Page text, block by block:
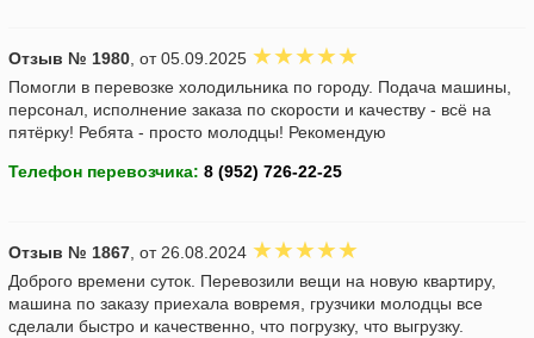
Отзыв № 1980 , от 05.09.2025
Помогли в перевозке холодильника по городу. Подача машины,
персонал, исполнение заказа по скорости и качеству - всё на
пятёрку! Ребята - просто молодцы! Рекомендую
Телефон перевозчика:
Отзыв № 1867 , от 26.08.2024
Доброго времени суток. Перевозили вещи на новую квартиру,
машина по заказу приехала вовремя, грузчики молодцы все
сделали быстро и качественно, что погрузку, что выгрузку.